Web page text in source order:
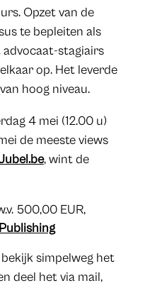
Opzet van de
te bepleiten als
stagiairs
op. Het leverde
hoog niveau.
4 mei (12.00 u)
de meeste views
, wint de
500,00 EUR,
simpelweg het
deel het via mail,